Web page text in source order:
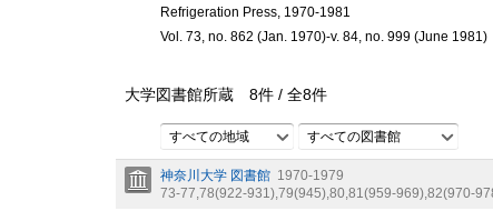
Refrigeration Press, 1970-1981
Vol. 73, no. 862 (Jan. 1970)-v. 84, no. 999 (June 1981)
大学図書館所蔵 8件 / 全8件
すべての地域 すべての図書館
神奈川大学 図書館 1970-1979
73-77,78(922-931),79(945),80,81(959-969),82(970-